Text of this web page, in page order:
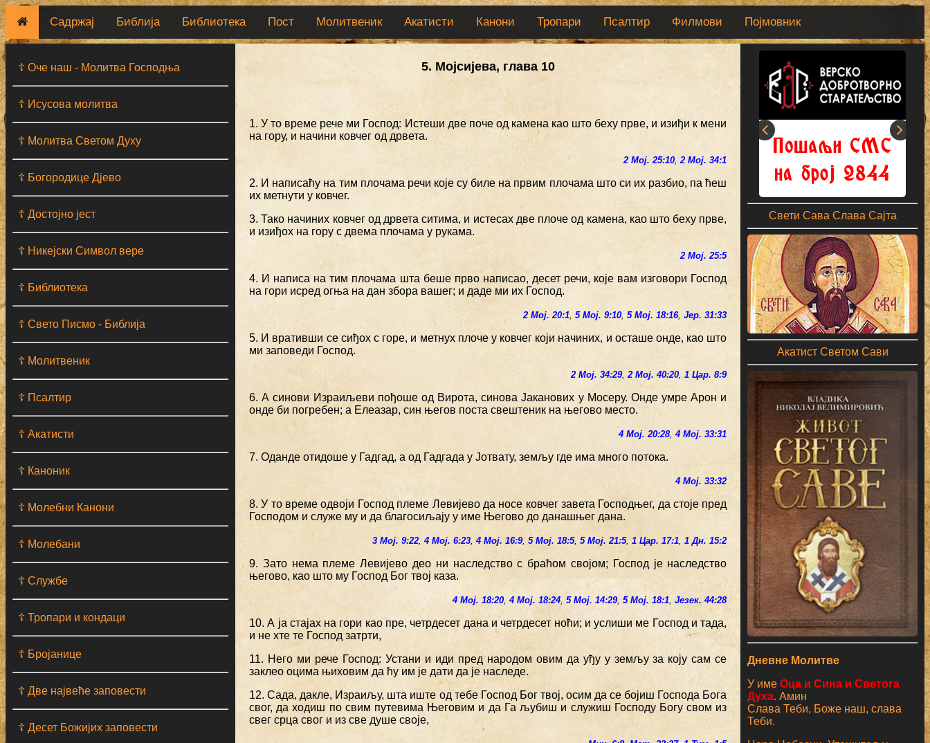
Садржај Библија Библиотека Пост Молитвеник Акатисти Канони Тропари Псалтир Филмови Појмовник
☦ Оче наш - Moлитва Господња
☦ Исусова молитва
☦ Молитва Светом Духу
☦ Богородице Дјево
☦ Достојно јест
☦ Никејски Символ вере
☦ Библиотека
☦ Свето Писмо - Библија
☦ Молитвеник
☦ Псалтир
☦ Акатисти
☦ Каноник
☦ Молебни Канони
☦ Молебани
☦ Службе
☦ Тропари и кондаци
☦ Бројанице
☦ Две највеће заповести
☦ Десет Божијих заповести
5. Мојсијева, глава 10
1. У то време рече ми Господ: Истеши две поче од камена као што беху прве, и изиђи к мени
на гору, и начини ковчег од дрвета.
2 Мој. 25:10,2 Мој. 34:1
2. И написаћу на тим плочама речи које су биле на првим плочама што си их разбио, па ћеш
их метнути у ковчег.
3. Тако начиних ковчег од дрвета ситима, и истесах две плоче од камена, као што беху прве,
и изиђох на гору с двема плочама у рукама.
2 Мој. 25:5
4. И написа на тим плочама шта беше прво написао, десет речи, које вам изговори Господ
на гори исред огња на дан збора вашег; и даде ми их Господ.
2 Мој. 20:1,5 Мој. 9:10,5 Мој. 18:16,Јер. 31:33
5. И вративши се сиђох с горе, и метнух плоче у ковчег који начиних, и осташе онде, као што
ми заповеди Господ.
2 Мој. 34:29,2 Мој. 40:20,1 Цар. 8:9
6. А синови Израиљеви пођоше од Вирота, синова Јаканових у Мосеру. Онде умре Арон и
онде би погребен; а Елеазар, син његов поста свештеник на његово место.
4 Мој. 20:28,4 Мој. 33:31
7. Оданде отидоше у Гадгад, а од Гадгада у Јотвату, земљу где има много потока.
4 Мој. 33:32
8. У то време одвоји Господ племе Левијево да носе ковчег завета Господњег, да стоје пред
Господом и служе му и да благосиљају у име Његово до данашњег дана.
3 Мој. 9:22,4 Мој. 6:23,4 Мој. 16:9,5 Мој. 18:5,5 Мој. 21:5,1 Цар. 17:1,1 Дн. 15:2
9. Зато нема племе Левијево део ни наследство с браћом својом; Господ је наследство
његово, као што му Господ Бог твој каза.
4 Мој. 18:20,4 Мој. 18:24,5 Мој. 14:29,5 Мој. 18:1,Језек. 44:28
10. А ја стајах на гори као пре, четрдесет дана и четрдесет ноћи; и услиши ме Господ и тада,
и не хте те Господ затрти,
11. Него ми рече Господ: Устани и иди пред народом овим да уђу у земљу за коју сам се
заклео оцима њиховим да ћу им је дати да је наследе.
12. Сада, дакле, Израиљу, шта иште од тебе Господ Бог твој, осим да се бојиш Господа Бога
свог, да ходиш по свим путевима Његовим и да Га љубиш и служиш Господу Богу свом из
свег срца свог и из све душе своје,
Свети Сава Слава Сајта
Акатист Светом Сави
Дневне Молитве
У имеОца и Сина и Светога
Духа. Амин
Слава Теби, Боже наш, слава
Теби.